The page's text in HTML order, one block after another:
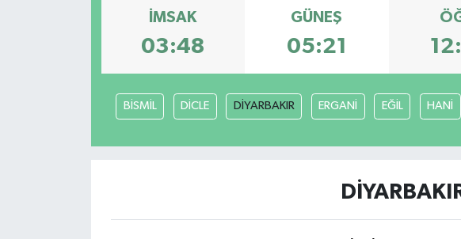
İMSAK
03:48
GÜNEŞ
05:21
BİSMİL DİCLE DİYARBAKIR ERGANİ EĞİL HANİ
Kültür Sanat